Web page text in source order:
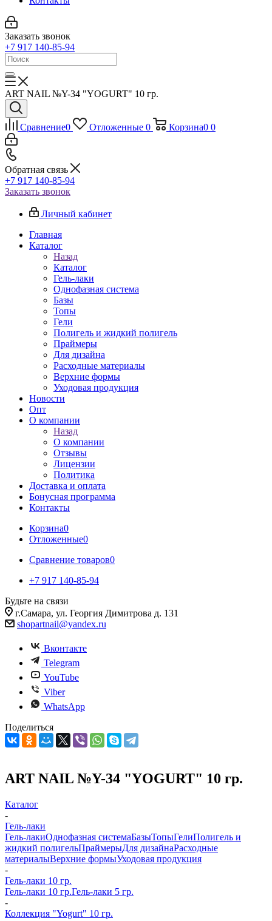
Заказать звонок
+7 917 140-85-94
ART NAIL №Y-34 "YOGURT" 10 гр.
Сравнение0 Отложенные 0 Корзина0 0
Обратная связь
+7 917 140-85-94
Заказать звонок
Личный кабинет
Главная
Каталог
Назад
Каталог
Гель-лаки
Однофазная система
Базы
Топы
Гели
Полигель и жидкий полигель
Праймеры
Для дизайна
Расходные материалы
Верхние формы
Уходовая продукция
Новости
Опт
О компании
Назад
О компании
Отзывы
Лицензии
Политика
Доставка и оплата
Бонусная программа
Контакты
Корзина0
Отложенные0
Сравнение товаров0
+7 917 140-85-94
Будьте на связи
г.Самара, ул. Георгия Димитрова д. 131
shopartnail@yandex.ru
Вконтакте
Telegram
YouTube
Viber
WhatsApp
Поделиться
ART NAIL №Y-34 "YOGURT" 10 гр.
Каталог
-
Гель-лаки
Гель-лакиОднофазная системаБазыТопыГелиПолигель и
жидкий полигельПраймерыДля дизайнаРасходные
материалыВерхние формыУходовая продукция
-
Гель-лаки 10 гр.
Гель-лаки 10 гр.Гель-лаки 5 гр.
-
Коллекция "Yogurt" 10 гр.